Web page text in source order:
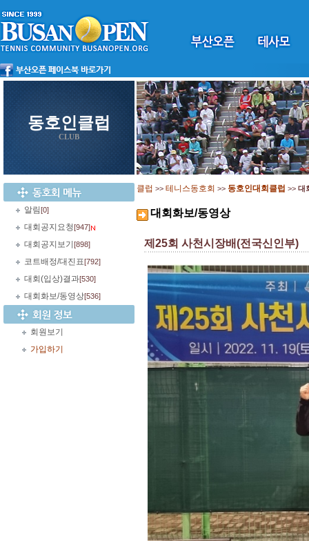
동호인클럽
CLUB
알림[0]
대회공지요청[947]
대회공지보기 [898]
코트배정/대진표[792]
대회(입상)결과[530]
대회화보/동영상[536]
회원보기
가입하기
클럽 >> 테니스동호회 >> 동호인대회클럽 >> 대
대회화보/동영상
제25회 사천시장배(전국신인부)